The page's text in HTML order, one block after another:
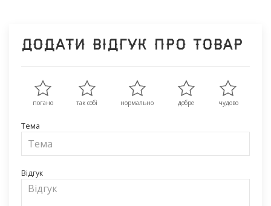
Додати відгук про товар
погано так собі нормально добре чудово
Тема
Відгук